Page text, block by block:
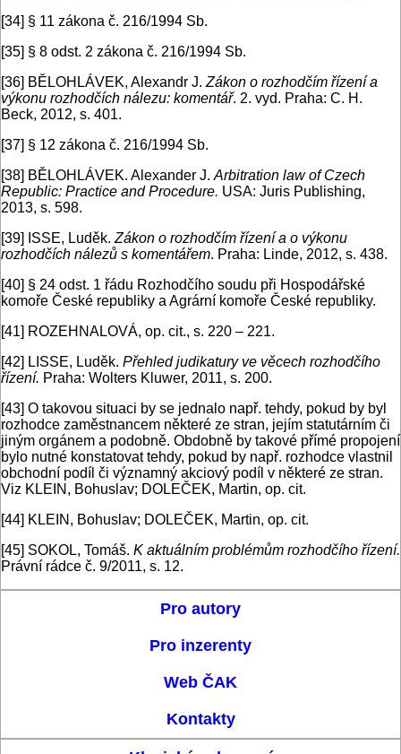
[34] § 11 zákona č. 216/1994 Sb.
[35] § 8 odst. 2 zákona č. 216/1994 Sb.
[36] BĚLOHLÁVEK, Alexandr J. Zákon o rozhodčím řízení a
výkonu rozhodčích nálezu: komentář. 2. vyd. Praha: C. H.
Beck, 2012, s. 401.
[37] § 12 zákona č. 216/1994 Sb.
[38] BĚLOHLÁVEK. Alexander J. Arbitration law of Czech
Republic: Practice and Procedure. USA: Juris Publishing,
2013, s. 598.
[39]
ISSE, Luděk. Zákon o rozhodčím řízení a o výkonu
rozhodčích nálezů s komentářem. Praha: Linde, 2012, s. 438.
[40] § 24 odst. 1 řádu Rozhodčího soudu při Hospodářské
komoře České republiky a Agrární komoře České republiky.
[41] ROZEHNALOVÁ, op. cit., s. 220 – 221.
[42] LISSE, Luděk. Přehled judikatury ve věcech rozhodčího
řízení. Praha: Wolters Kluwer, 2011, s. 200.
[43] O takovou situaci by se jednalo např. tehdy, pokud by byl
rozhodce zaměstnancem některé ze stran, jejím statutárním či
jiným orgánem a podobně. Obdobně by takové přímé propojení
bylo nutné konstatovat tehdy, pokud by např. rozhodce vlastnil
obchodní podíl či významný akciový podíl v některé ze stran.
Viz KLEIN, Bohuslav; DOLEČEK, Martin, op. cit.
[44] KLEIN, Bohuslav; DOLEČEK, Martin, op. cit.
[45] SOKOL, Tomáš. K aktuálním problémům rozhodčího řízení.
Právní rádce č. 9/2011, s. 12.
Pro autory
Pro inzerenty
Web ČAK
Kontakty